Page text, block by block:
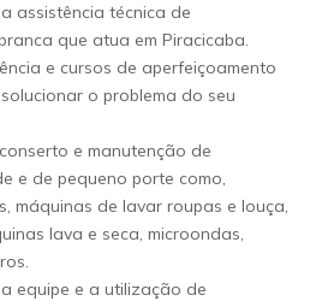
assistência técnica de
que atua em Piracicaba.
e cursos de aperfeiçoamento
o problema do seu
e manutenção de
e de pequeno porte como,
máquinas de lavar roupas e louça,
lava e seca, microondas,
equipe e a utilização de